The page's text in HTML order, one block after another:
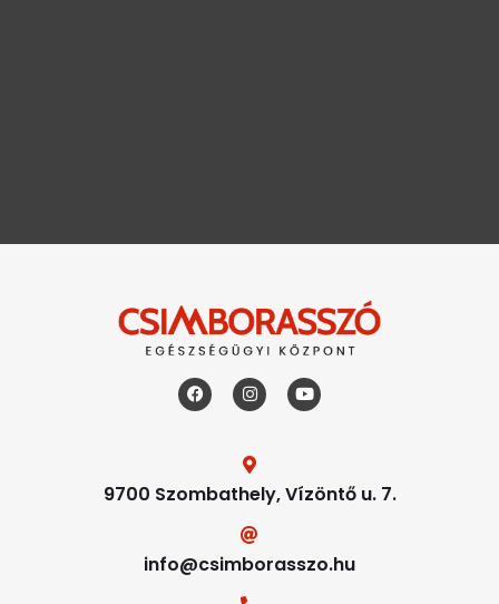
9700 Szombathely, Vízöntő u. 7.
info@csimborasszo.hu